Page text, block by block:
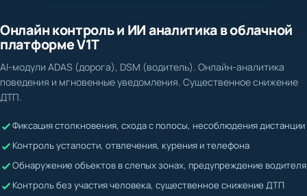
Жалобы невозможно подтвердить или опровергнуть
Водитель может скрывать нарушения
Онлайн контроль и ИИ аналитика в облачной
платформе V1T
поведения и мгновенные уведомления. Существенное снижение
ДТП.